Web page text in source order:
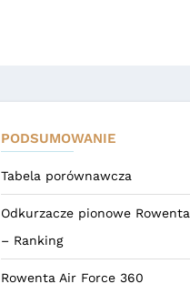
PODSUMOWANIE
Tabela porównawcza
Odkurzacze pionowe Rowenta
– Ranking
Rowenta Air Force 360